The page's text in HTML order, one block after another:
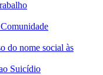
do nome social às
Suicídio